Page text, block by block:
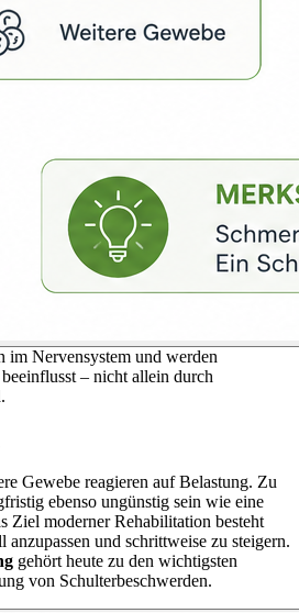
im Nervensystem und werden
– nicht allein durch
Gewebe reagieren auf Belastung. Zu
ebenso ungünstig sein wie eine
Ziel moderner Rehabilitation besteht
und schrittweise zu steigern.
gehört heute zu den wichtigsten
von Schulterbeschwerden.